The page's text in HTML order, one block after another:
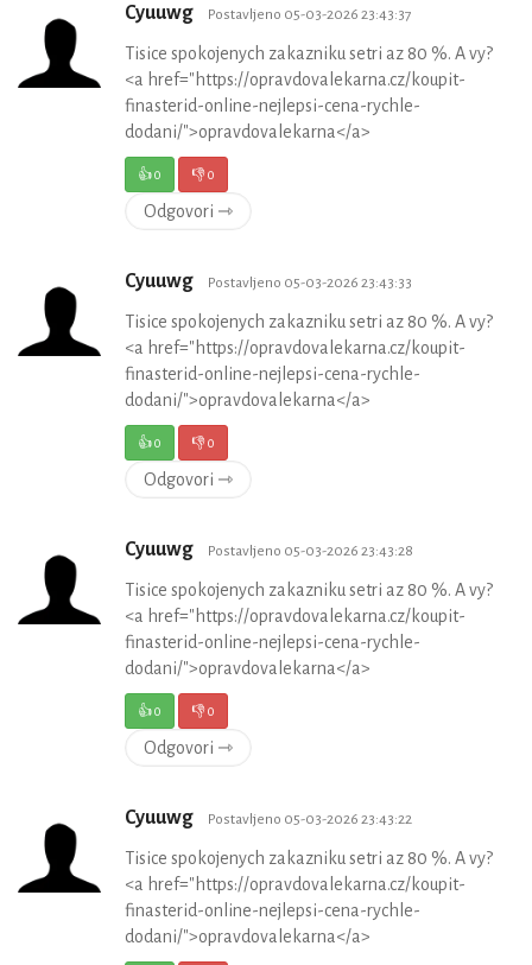
Cyuuwg Postavljeno 05-03-2026 23:43:37
Tisice spokojenych zakazniku setri az 80 %. A vy?
<a href="https://opravdovalekarna.cz/koupit-
finasterid-online-nejlepsi-cena-rychle-
dodani/">opravdovalekarna</a>
👍0 👎0
Odgovori ⇾
Cyuuwg Postavljeno 05-03-2026 23:43:33
Tisice spokojenych zakazniku setri az 80 %. A vy?
<a href="https://opravdovalekarna.cz/koupit-
finasterid-online-nejlepsi-cena-rychle-
dodani/">opravdovalekarna</a>
👍0 👎0
Odgovori ⇾
Cyuuwg Postavljeno 05-03-2026 23:43:28
Tisice spokojenych zakazniku setri az 80 %. A vy?
<a href="https://opravdovalekarna.cz/koupit-
finasterid-online-nejlepsi-cena-rychle-
dodani/">opravdovalekarna</a>
👍0 👎0
Odgovori ⇾
Cyuuwg Postavljeno 05-03-2026 23:43:22
Tisice spokojenych zakazniku setri az 80 %. A vy?
<a href="https://opravdovalekarna.cz/koupit-
finasterid-online-nejlepsi-cena-rychle-
dodani/">opravdovalekarna</a>